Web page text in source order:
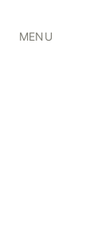
MENU